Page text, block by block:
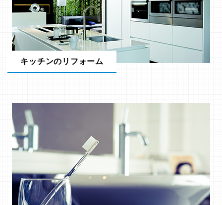
キッチンのリフォーム